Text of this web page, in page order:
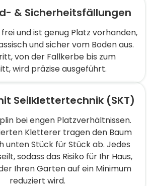
& Sicherheitsfällungen
und ist genug Platz vorhanden,
und sicher vom Boden aus.
von der Fallkerbe bis zum
wird präzise ausgeführt.
Seilklettertechnik (SKT)
bei engen Platzverhältnissen.
Kletterer tragen den Baum
unten Stück für Stück ab. Jedes
sodass das Risiko für Ihr Haus,
Ihren Garten auf ein Minimum
reduziert wird.